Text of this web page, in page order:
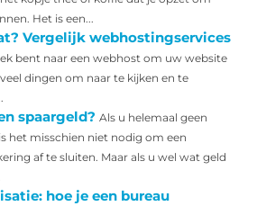
Het is een...
Vergelijk webhostingservices
bent naar een webhost om uw website
dingen om naar te kijken en te
spaargeld? Als u helemaal geen
het misschien niet nodig om een
af te sluiten. Maar als u wel wat geld
hoe je een bureau